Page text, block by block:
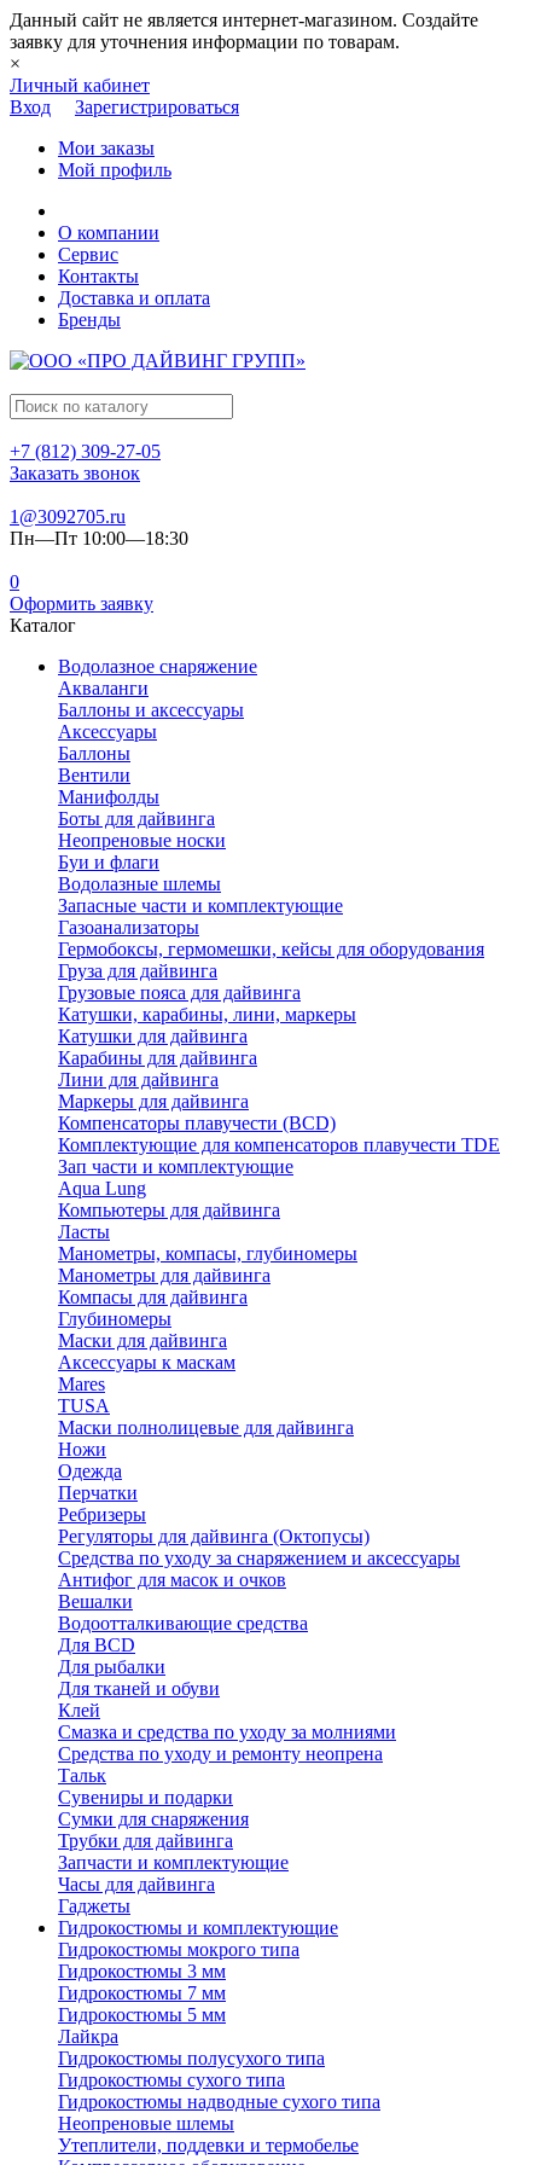
Данный сайт не является интернет-магазином. Создайте
заявку для уточнения информации по товарам.
×
Личный кабинет
Вход
Зарегистрироваться
Мои заказы
Мой профиль
О компании
Сервис
Контакты
Доставка и оплата
Бренды
+7 (812) 309-27-05
Заказать звонок
1@3092705.ru
Пн—Пт 10:00—18:30
0
Оформить заявку
Каталог
Водолазное снаряжение
Акваланги
Баллоны и аксессуары
Аксессуары
Баллоны
Вентили
Манифолды
Боты для дайвинга
Неопреновые носки
Буи и флаги
Водолазные шлемы
Запасные части и комплектующие
Газоанализаторы
Гермобоксы, гермомешки, кейсы для оборудования
Груза для дайвинга
Грузовые пояса для дайвинга
Катушки, карабины, лини, маркеры
Катушки для дайвинга
Карабины для дайвинга
Лини для дайвинга
Маркеры для дайвинга
Компенсаторы плавучести (BCD)
Комплектующие для компенсаторов плавучести TDE
Зап части и комплектующие
Aqua Lung
Компьютеры для дайвинга
Ласты
Манометры, компасы, глубиномеры
Манометры для дайвинга
Компасы для дайвинга
Глубиномеры
Маски для дайвинга
Аксессуары к маскам
Mares
TUSA
Маски полнолицевые для дайвинга
Ножи
Одежда
Перчатки
Ребризеры
Регуляторы для дайвинга (Октопусы)
Средства по уходу за снаряжением и аксессуары
Антифог для масок и очков
Вешалки
Водоотталкивающие средства
Для BCD
Для рыбалки
Для тканей и обуви
Клей
Смазка и средства по уходу за молниями
Средства по уходу и ремонту неопрена
Тальк
Сувениры и подарки
Сумки для снаряжения
Трубки для дайвинга
Запчасти и комплектующие
Часы для дайвинга
Гаджеты
Гидрокостюмы и комплектующие
Гидрокостюмы мокрого типа
Гидрокостюмы 3 мм
Гидрокостюмы 7 мм
Гидрокостюмы 5 мм
Лайкра
Гидрокостюмы полусухого типа
Гидрокостюмы сухого типа
Гидрокостюмы надводные сухого типа
Неопреновые шлемы
Утеплители, поддевки и термобелье